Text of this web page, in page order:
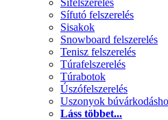
Sífelszerelés
Sífutó felszerelés
Sisakok
Snowboard felszerelés
Tenisz felszerelés
Túrafelszerelés
Túrabotok
Úszófelszerelés
Uszonyok
Láss többet...